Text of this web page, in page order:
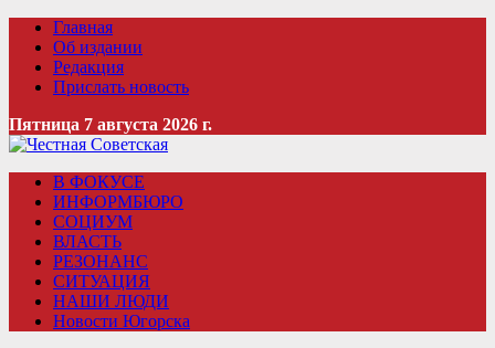
Главная
Об издании
Редакция
Прислать новость
Пятница 7 августа 2026 г.
В ФОКУСЕ
ИНФОРМБЮРО
СОЦИУМ
ВЛАСТЬ
РЕЗОНАНС
СИТУАЦИЯ
НАШИ ЛЮДИ
Новости Югорска